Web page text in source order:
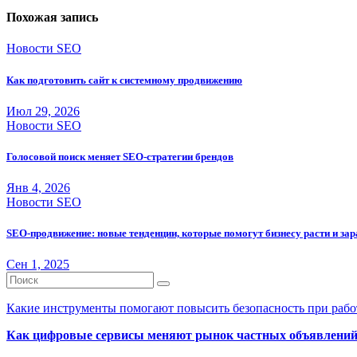
записям
Похожая запись
Новости SEO
Как подготовить сайт к системному продвижению
Июл 29, 2026
Новости SEO
Голосовой поиск меняет SEO-стратегии брендов
Янв 4, 2026
Новости SEO
SEO-продвижение: новые тенденции, которые помогут бизнесу расти и
Сен 1, 2025
Какие инструменты помогают повысить безопасность при
Как цифровые сервисы меняют рынок частных объявлений